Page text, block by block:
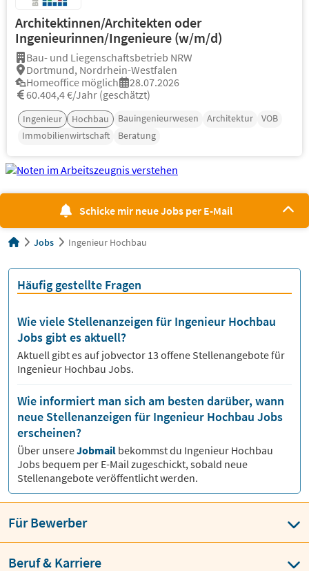
Architektinnen/Architekten oder
Ingenieurinnen/Ingenieure (w/m/d)
Bau- und Liegenschaftsbetrieb NRW
Dortmund, Nordrhein-Westfalen
Homeoffice möglich
28.07.2026
60.404,4 €/Jahr (geschätzt)
Ingenieur Hochbau Bauingenieurwesen Architektur
VOB
Immobilienwirtschaft
Beratung
Schicke mir neue Jobs per E-Mail
Jobs Ingenieur Hochbau
Häufig gestellte Fragen
Wie viele Stellenanzeigen für Ingenieur Hochbau
Jobs gibt es aktuell?
Aktuell gibt es auf jobvector 13 offene Stellenangebote für
Ingenieur Hochbau Jobs.
Wie informiert man sich am besten darüber, wann
neue Stellenanzeigen für Ingenieur Hochbau Jobs
erscheinen?
Über unsereJobmail bekommst du Ingenieur Hochbau
Jobs bequem per E-Mail zugeschickt, sobald neue
Stellenangebote veröffentlicht werden.
Für Bewerber
Beruf & Karriere